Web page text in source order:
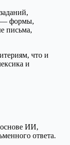
— формы,
письма,
что и
и
ИИ,
ответа.